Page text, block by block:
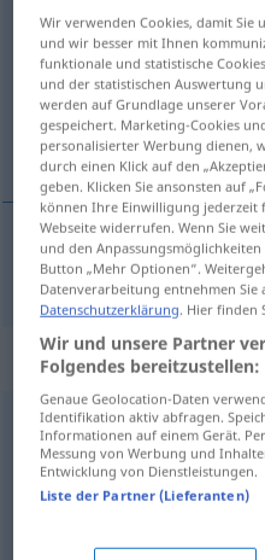
Torino [toˈriːno]f
Übersicht aller
(Für mehr Details die
Turin
Turinn Torino
Beispielsätze
abitantea Torino
wohnhaftinTurin
Wir verwenden Cookies, damit Sie
und wir besser mit Ihnen
funktionale und statistische
und der statistischen Auswertung
werden auf Grundlage unserer
gespeichert. Marketing-Cookies
personalisierter Werbung dienen,
durch einen Klick auf den
geben. Klicken Sie ansonsten auf
können Ihre Einwilligung jederzeit
Webseite widerrufen. Wenn Sie
und den
Button „Mehr Optionen“.
Datenverarbeitung entnehmen Sie
Datenschutzerklärung. Hier finden
Wir und unsere Partner
Folgendes bereitzustellen:
Genaue Geolocation-Daten
Identifikation aktiv abfragen.
Informationen auf einem Gerät.
Messung von Werbung und
Entwicklung von Dienstleistungen.
Liste der Partner (Lieferanten)